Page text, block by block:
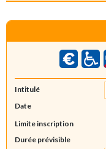
Intitulé
Date
Limite inscription
Durée prévisible